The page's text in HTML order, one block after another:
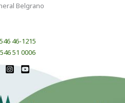
Belgrano
46-1215
51 0006